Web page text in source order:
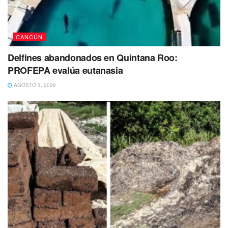
Por motivo de las llamas se confirmó que tres de los seis
caballos presentaron quemaduras en el área del hocico y
ojos y fueron atendidos por personal veterinario que se
presentó en el lugar en auxilio de los animales. Al lugar
CANCÚN
Delfines abandonados en Quintana Roo:
PROFEPA evalúa eutanasia
AGOSTO 3, 2026